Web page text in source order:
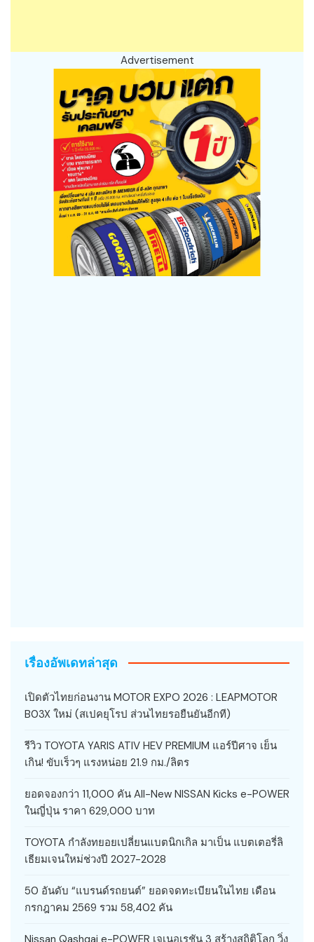
Advertisement
เรื่องอัพเดทล่าสุด
เปิดตัวไทยก่อนงาน MOTOR EXPO 2026 : LEAPMOTOR
B03X ใหม่ (สเปคยุโรป ส่วนไทยรอยืนยันอีกที)
รีวิว TOYOTA YARIS ATIV HEV PREMIUM แอร์ปีศาจ เย็น
เกิน! ขับเร็วๆ แรงหน่อย 21.9 กม./ลิตร
ยอดจองกว่า 11,000 คัน All-New NISSAN Kicks e-POWER
ในญี่ปุ่น ราคา 629,000 บาท
TOYOTA กำลังทยอยเปลี่ยนแบตนิกเกิล มาเป็น แบตเตอรี่ลิ
เธียมเจนใหม่ช่วงปี 2027-2028
50 อันดับ “แบรนด์รถยนต์” ยอดจดทะเบียนในไทย เดือน
กรกฎาคม 2569 รวม 58,402 คัน
Nissan Qashqai e-POWER เจเนอเรชัน 3 สร้างสถิติโลก วิ่ง